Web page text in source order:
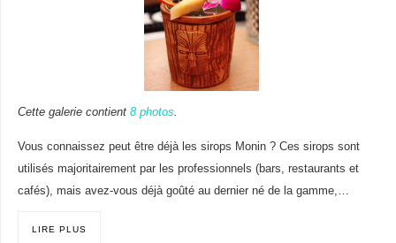
Cette galerie contient 8 photos.
Vous connaissez peut être déjà les sirops Monin ? Ces sirops sont
utilisés majoritairement par les professionnels (bars, restaurants et
cafés), mais avez-vous déjà goûté au dernier né de la gamme,…
LIRE PLUS